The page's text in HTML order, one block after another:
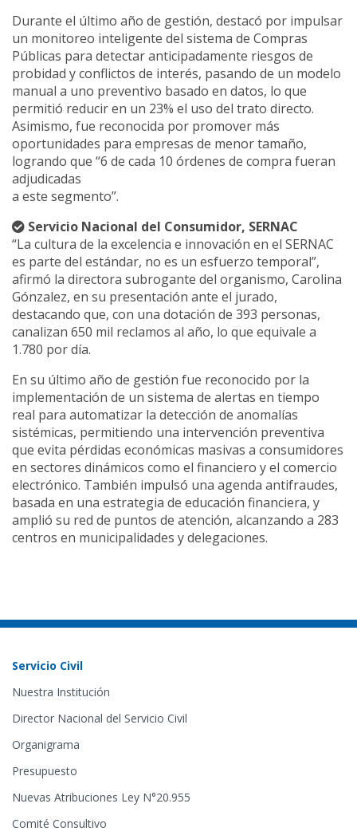
Durante el último año de gestión, destacó por impulsar
un monitoreo inteligente del sistema de Compras
Públicas para detectar anticipadamente riesgos de
probidad y conflictos de interés, pasando de un modelo
manual a uno preventivo basado en datos, lo que
permitió reducir en un 23% el uso del trato directo.
Asimismo, fue reconocida por promover más
oportunidades para empresas de menor tamaño,
logrando que “6 de cada 10 órdenes de compra fueran
adjudicadas
a este segmento”.
Servicio Nacional del Consumidor, SERNAC
“La cultura de la excelencia e innovación en el SERNAC
es parte del estándar, no es un esfuerzo temporal”,
afirmó la directora subrogante del organismo, Carolina
Gónzalez, en su presentación ante el jurado,
destacando que, con una dotación de 393 personas,
canalizan 650 mil reclamos al año, lo que equivale a
1.780 por día.
En su último año de gestión fue reconocido por la
implementación de un sistema de alertas en tiempo
real para automatizar la detección de anomalías
sistémicas, permitiendo una intervención preventiva
que evita pérdidas económicas masivas a consumidores
en sectores dinámicos como el financiero y el comercio
electrónico. También impulsó una agenda antifraudes,
basada en una estrategia de educación financiera, y
amplió su red de puntos de atención, alcanzando a 283
centros en municipalidades y delegaciones.
Servicio Civil
Nuestra Institución
Director Nacional del Servicio Civil
Organigrama
Presupuesto
Nuevas Atribuciones Ley N°20.955
Comité Consultivo